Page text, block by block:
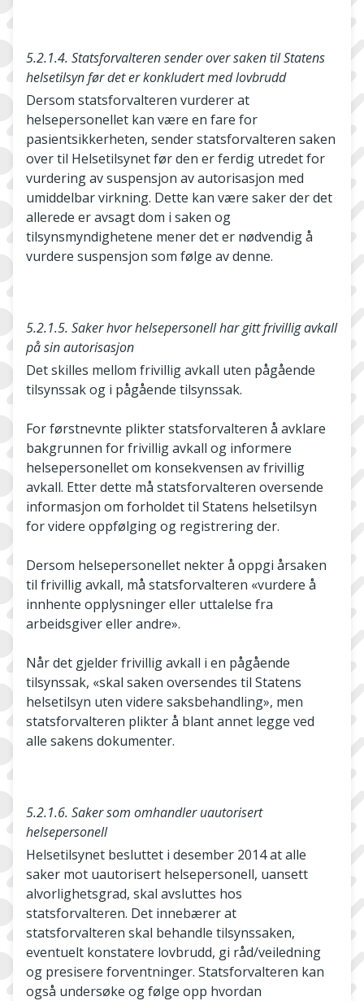
5.2.1.4. Statsforvalteren sender over saken til Statens
helsetilsyn før det er konkludert med lovbrudd
Dersom statsforvalteren vurderer at
helsepersonellet kan være en fare for
pasientsikkerheten, sender statsforvalteren saken
over til Helsetilsynet før den er ferdig utredet for
vurdering av suspensjon av autorisasjon med
umiddelbar virkning. Dette kan være saker der det
allerede er avsagt dom i saken og
tilsynsmyndighetene mener det er nødvendig å
vurdere suspensjon som følge av denne.
5.2.1.5. Saker hvor helsepersonell har gitt frivillig avkall
på sin autorisasjon
Det skilles mellom frivillig avkall uten pågående
tilsynssak og i pågående tilsynssak.
For førstnevnte plikter statsforvalteren å avklare
bakgrunnen for frivillig avkall og informere
helsepersonellet om konsekvensen av frivillig
avkall. Etter dette må statsforvalteren oversende
informasjon om forholdet til Statens helsetilsyn
for videre oppfølging og registrering der.
Dersom helsepersonellet nekter å oppgi årsaken
til frivillig avkall, må statsforvalteren «vurdere å
innhente opplysninger eller uttalelse fra
arbeidsgiver eller andre».
Når det gjelder frivillig avkall i en pågående
tilsynssak, «skal saken oversendes til Statens
helsetilsyn uten videre saksbehandling», men
statsforvalteren plikter å blant annet legge ved
alle sakens dokumenter.
5.2.1.6. Saker som omhandler uautorisert
helsepersonell
Helsetilsynet besluttet i desember 2014 at alle
saker mot uautorisert helsepersonell, uansett
alvorlighetsgrad, skal avsluttes hos
statsforvalteren. Det innebærer at
statsforvalteren skal behandle tilsynssaken,
eventuelt konstatere lovbrudd, gi råd/veiledning
og presisere forventninger. Statsforvalteren kan
også undersøke og følge opp hvordan